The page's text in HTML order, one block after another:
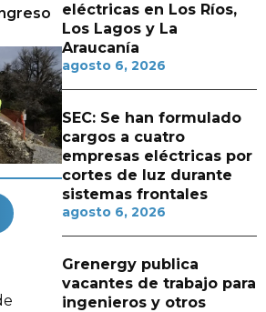
eléctricas en Los Ríos,
Los Lagos y La
Araucanía
agosto 6, 2026
SEC: Se han formulado
cargos a cuatro
empresas eléctricas por
cortes de luz durante
sistemas frontales
agosto 6, 2026
Grenergy publica
vacantes de trabajo para
ingenieros y otros